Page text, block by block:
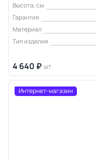
Высота, см
Гарантия
Материал
Тип изделия
4 640 ₽ шт
Интернет-магазин